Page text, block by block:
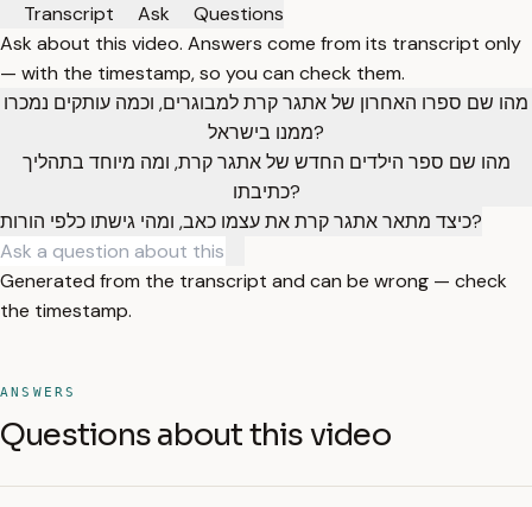
Transcript
Ask
Questions
Ask about this video. Answers come from its transcript only
— with the timestamp, so you can check them.
מהו שם ספרו האחרון של אתגר קרת למבוגרים, וכמה עותקים נמכרו
ממנו בישראל?
מהו שם ספר הילדים החדש של אתגר קרת, ומה מיוחד בתהליך
כתיבתו?
כיצד מתאר אתגר קרת את עצמו כאב, ומהי גישתו כלפי הורות?
Generated from the transcript and can be wrong — check
the timestamp.
ANSWERS
Questions about this video